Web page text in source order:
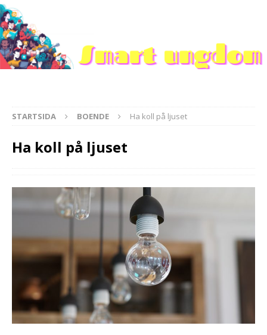
STARTSIDA BOENDE Ha koll på ljuset
Ha koll på ljuset